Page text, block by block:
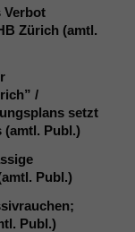
Verbot
Zürich (amtl.
/
setzt
(amtl. Publ.)
Publ.)
Publ.)
sind
es
sie,
die
kann.